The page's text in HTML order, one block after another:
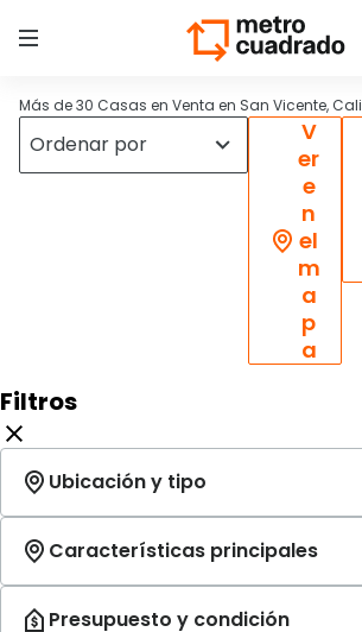
Más de 30 Casas en Venta en San Vicente, Cali
V
er
e
n
el
m
a
p
a
Filtros